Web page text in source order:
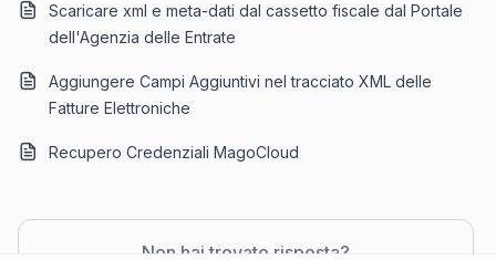
Scaricare xml e meta-dati dal cassetto fiscale dal Portale
dell'Agenzia delle Entrate
Aggiungere Campi Aggiuntivi nel tracciato XML delle
Fatture Elettroniche
Recupero Credenziali MagoCloud
Non hai trovato risposta?